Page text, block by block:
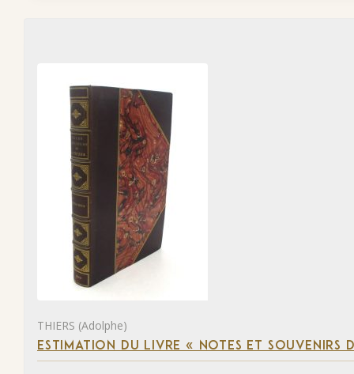
THIERS (Adolphe)
ESTIMATION DU LIVRE « NOTES ET SOUVENIRS